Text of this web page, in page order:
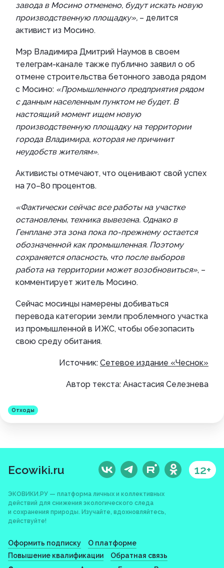
завода в Мосино отменено, будут искать новую
производственную площадку», – делится
активист из Мосино.
Мэр Владимира Дмитрий Наумов в своем
телеграм-канале также публично заявил о об
отмене строительства бетонного завода рядом
с Мосино: «Промышленного предприятия рядом
с данным населенным пунктом не будет. В
настоящий момент ищем новую
производственную площадку на территории
города Владимира, которая не причинит
неудобств жителям».
Активисты отмечают, что оценивают свой успех
на 70–80 процентов.
«Фактически сейчас все работы на участке
остановлены, техника вывезена. Однако в
Генплане эта зона пока по-прежнему остается
обозначенной как промышленная. Поэтому
сохраняется опасность, что после выборов
работа на территории может возобновиться», –
комментирует житель Мосино.
Сейчас мосинцы намерены добиваться
перевода категории земли проблемного участка
из промышленной в ИЖС, чтобы обезопасить
свою среду обитания.
Источник: Сетевое издание «Чеснок»
Автор текста: Анастасия Селезнева
Отходы
Ecowiki.ru 12+
ЭКОВИКИ.РУ — платформа личных и коллективных
действий для снижения экологического следа
и сохранения природы. Изучайте, вдохновляйтесь,
действуйте!
Оформить подписку
О платформе
Повышение квалификации
Обратная связь